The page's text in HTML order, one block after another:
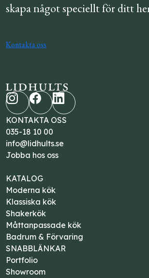
skapa något speciellt för ditt
Kontakta oss
KONTAKTA OSS
035-18 10 00
info@lidhults.se
Jobba hos oss
KATALOG
Moderna kök
Klassiska kök
Shakerkök
Måttanpassade kök
Badrum & Förvaring
SNABBLÄNKAR
Portfolio
Showroom